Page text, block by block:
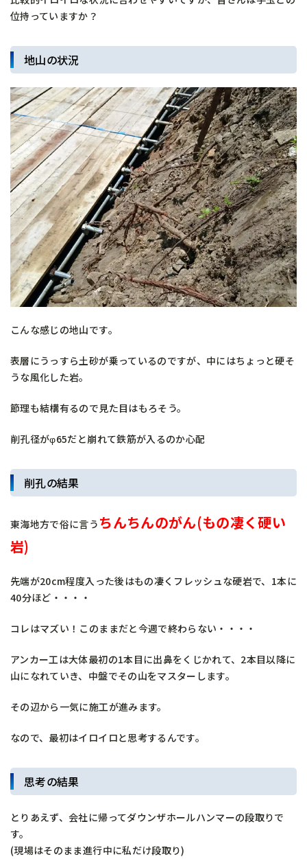
位持っていますか？
地山の状況
こんな感じの地山です。
表層にうっすら土砂が乗っているのですが、中にはちょっと硬そ
うな風化した岩。
節理も結構有るので見た目はもろそう。
削孔径がφ65だと崩れて鉄筋が入るのか心配
削孔の結果
東海地方で俗に言う ちんちんのがん(もの凄く硬い
岩)
先端が20cm程度入った後はもの凄くフレッシュな硬岩で、1本に
40分ほど・・・・
コレはマズい！このままだと今週で終わらない・・・・
アンカー工は大体最初の1本目に出鼻をくじかれて、2本目以降に
山になれていき、中盤でその山をマスターします。
その辺から一気に施工が進みます。
なので、最初はイロイロと思考するんです。
思考の結果
とりあえず、会社に帰ってダウンザホールハンマーの段取りで
す。
(現場はそのまま進行中に私だけ段取り)